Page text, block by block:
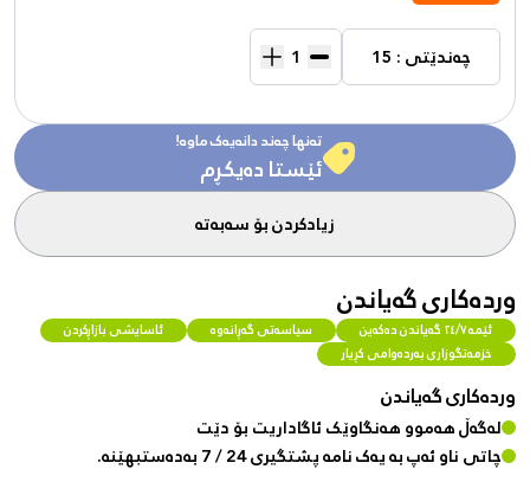
چەندێتی : 15
تەنها چەند دانەیەک ماوە!
ئێستا دەیکڕم
زیادکردن بۆ سەبەتە
وردەکاری گەیاندن
ئێمە ٢٤/٧ گەیاندن دەکەین سیاسەتی گەڕانەوە
ئاسایشی بازاڕکردن
خزمەتگوزاری بەردەوامی کڕیار
وردەکاری گەیاندن
لەگەڵ هەموو هەنگاوێک ئاگاداریت بۆ دێت
چاتی ناو ئەپ بە یەک نامە پشتگیری 24 / 7 بەدەستبهێنە.